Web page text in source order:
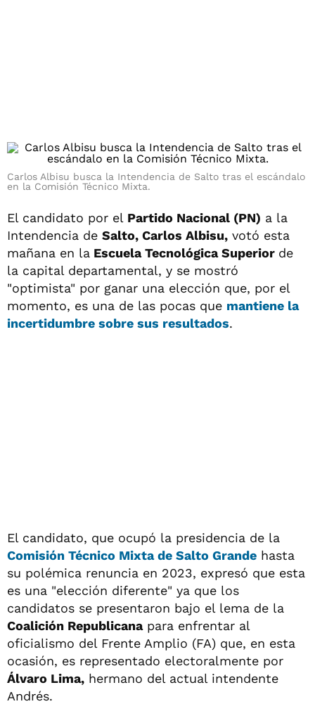
Carlos Albisu busca la Intendencia de Salto tras el escándalo
en la Comisión Técnico Mixta.
El candidato por el Partido Nacional (PN) a la
Intendencia de Salto, Carlos Albisu, votó esta
mañana en la Escuela Tecnológica Superior de
la capital departamental, y se mostró
"optimista" por ganar una elección que, por el
momento, es una de las pocas que mantiene la
incertidumbre sobre sus resultados.
El candidato, que ocupó la presidencia de la
Comisión Técnico Mixta de Salto Grande hasta
su polémica renuncia en 2023, expresó que esta
es una "elección diferente" ya que los
candidatos se presentaron bajo el lema de la
Coalición Republicanapara enfrentar al
oficialismo del Frente Amplio (FA) que, en esta
ocasión, es representado electoralmente por
Álvaro Lima, hermano del actual intendente
Andrés.